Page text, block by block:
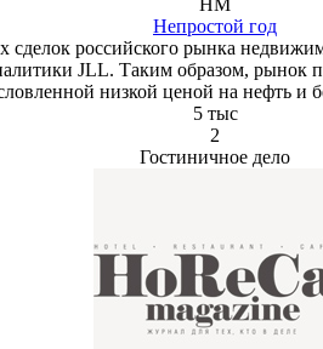
Непростой год
российского рынка
JLL. Таким образом, рынок
низкой ценой на нефть и
5 тыс
2
Гостиничное дело